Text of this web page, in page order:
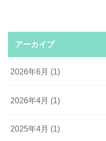
アーカイブ
2026年6月 (1)
2026年4月 (1)
2025年4月 (1)